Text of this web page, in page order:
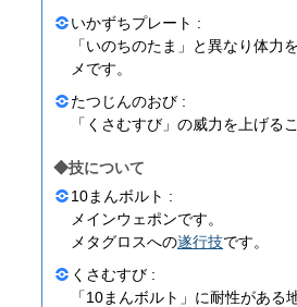
いかずちプレート :
「いのちのたま」と異なり体力
メです。
たつじんのおび :
「くさむすび」の威力を上げる
◆技について
10まんボルト :
メインウェポンです。
メタグロスへの遂行技です。
くさむすび :
「10まんボルト」に耐性があ